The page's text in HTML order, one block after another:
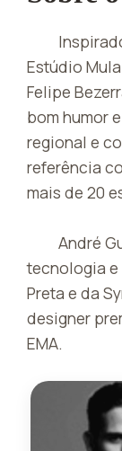
Estúdio
Felipe
bom humor
regional e
referência
mais de 20
André
tecnologia
Preta e da
designer
EMA.